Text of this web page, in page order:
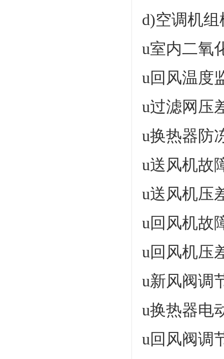
d)空调机
u室内二氧
u回风温度
u过滤网压
u换热器防
u送风机故
u送风机压
u回风机故
u回风机压
u新风阀调
u换热器电
u回风阀调